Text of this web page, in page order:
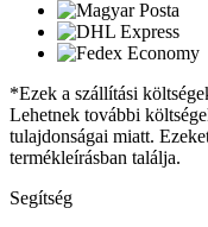
*Ezek a szállítási
Lehetnek további
tulajdonságai miatt.
termékleírásban találja.
Segítség